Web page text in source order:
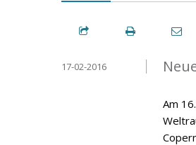
17-02-2016
Am